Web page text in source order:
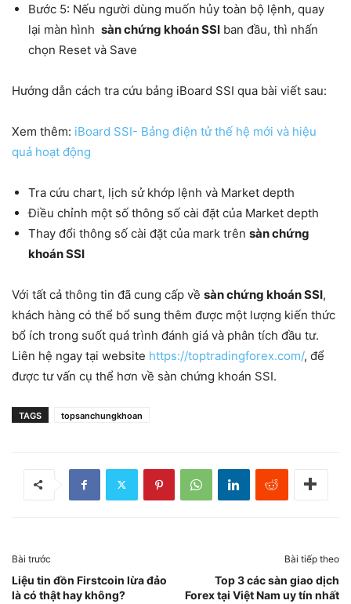
Bước 5: Nếu người dùng muốn hủy toàn bộ lệnh, quay
lại màn hình sàn chứng khoán SSI ban đầu, thì nhấn
chọn Reset và Save
Hướng dẫn cách tra cứu bảng iBoard SSI qua bài viết sau:
Xem thêm: iBoard SSI- Bảng điện tử thế hệ mới và hiệu
quả hoạt động
Tra cứu chart, lịch sử khớp lệnh và Market depth
Điều chỉnh một số thông số cài đặt của Market depth
Thay đổi thông số cài đặt của mark trên sàn chứng
khoán SSI
Với tất cả thông tin đã cung cấp về sàn chứng khoán SSI,
khách hàng có thể bổ sung thêm được một lượng kiến thức
bổ ích trong suốt quá trình đánh giá và phân tích đầu tư.
Liên hệ ngay tại website https://toptradingforex.com/, để
được tư vấn cụ thể hơn về sàn chứng khoán SSI.
TAGS topsanchungkhoan
Bài trước
Liệu tin đồn Firstcoin lừa đảo
là có thật hay không?
Bài tiếp theo
Top 3 các sàn giao dịch
Forex tại Việt Nam uy tín nhất